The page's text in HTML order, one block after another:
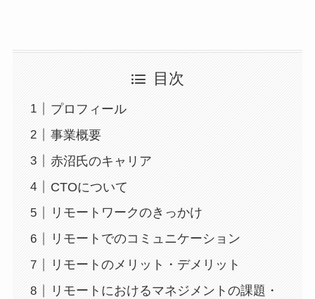
目次
プロフィール
事業概要
赤沼氏のキャリア
CTOについて
リモートワークのきっかけ
リモートでのコミュニケーション
リモートのメリット・デメリット
リモートにおけるマネジメントの課題・